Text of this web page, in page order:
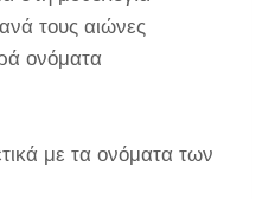
τους αιώνες
ονόματα
με τα ονόματα των